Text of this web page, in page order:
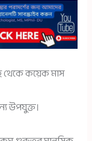
থেকে কয়েক মাস
উপযুক্ত।